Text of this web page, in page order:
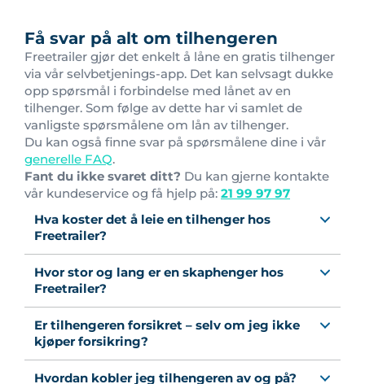
Få svar på alt om tilhengeren
Freetrailer gjør det enkelt å låne en gratis tilhenger
via vår selvbetjenings-app. Det kan selvsagt dukke
opp spørsmål i forbindelse med lånet av en
tilhenger. Som følge av dette har vi samlet de
vanligste spørsmålene om lån av tilhenger.
Du kan også finne svar på spørsmålene dine i vår
generelle FAQ.
Fant du ikke svaret ditt? Du kan gjerne kontakte
vår kundeservice og få hjelp på: 21 99 97 97
Hva koster det å leie en tilhenger hos
Freetrailer?
Hvor stor og lang er en skaphenger hos
Freetrailer?
Er tilhengeren forsikret – selv om jeg ikke
kjøper forsikring?
Hvordan kobler jeg tilhengeren av og på?